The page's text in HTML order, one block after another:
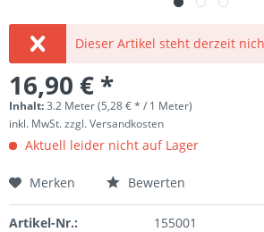
Dieser Artikel steht derzeit
16,90 € *
Inhalt:3.2 Meter (5,28 € * / 1 Meter)
inkl. MwSt.zzgl. Versandkosten
Aktuell leider nicht auf Lager
Merken Bewerten
Artikel-Nr.:
155001